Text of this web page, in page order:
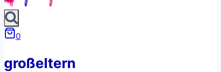
0
großeltern